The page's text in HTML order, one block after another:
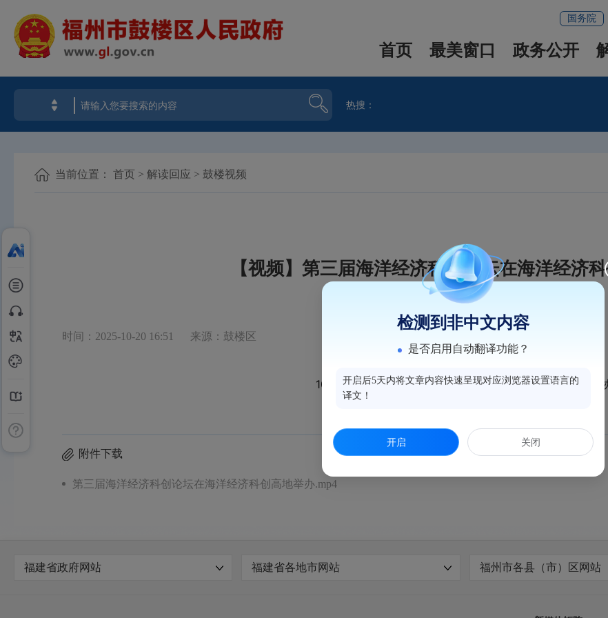
国务院
首页 最美窗口 政务公开
热搜：
当前位置： 首页 > 解读回应 > 鼓楼视频
【视频】第三届海洋经济科创论坛在海洋经济
时间：2025-10-20 16:51 来源：鼓楼区
10月17日，第三届海洋经济科创论坛在海洋经济科创高地举
附件下载
第三届海洋经济科创论坛在海洋经济科创高地举办.mp4
福建省政府网站 福建省各地市网站 福州市各县（市）区网站
检测到非中文内容
是否启用自动翻译功能？
开启后5天内将文章内容快速呈现对应浏览器设置语言的
译文！
开启 关闭